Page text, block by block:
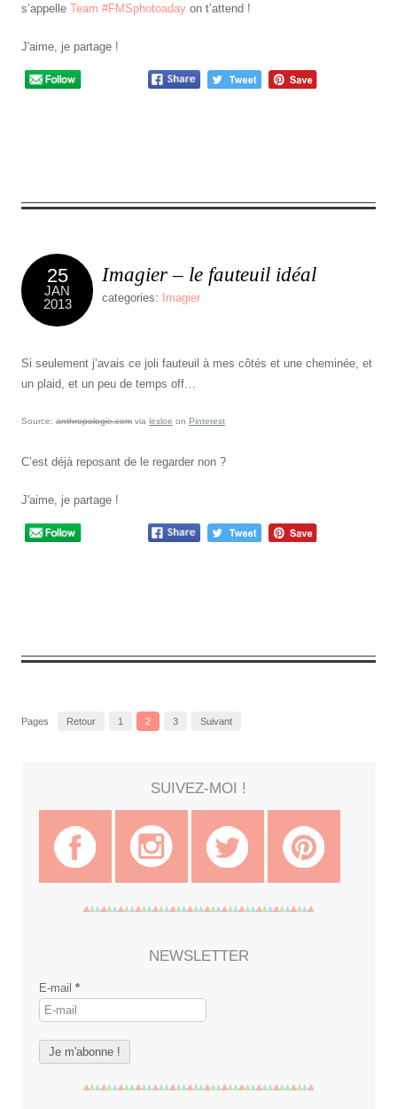
s’appelle Team #FMSphotoaday on t’attend !
J'aime, je partage !
25
JAN
2013
Imagier – le fauteuil idéal
categories: Imagier
Si seulement j’avais ce joli fauteuil à mes côtés et une cheminée, et
un plaid, et un peu de temps off…
Source: anthropologie.com via lesloe on Pinterest
C’est déjà reposant de le regarder non ?
J'aime, je partage !
Pages Retour 1 2 3 Suivant
SUIVEZ-MOI !
NEWSLETTER
E-mail *